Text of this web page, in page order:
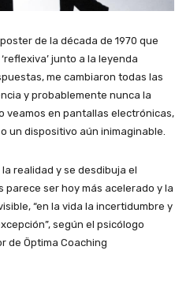
de la década de 1970 que
junto a la leyenda
me cambiaron todas las
y probablemente nunca la
veamos en pantallas electrónicas,
un dispositivo aún inimaginable.
realidad y se desdibuja el
ser hoy más acelerado y la
“en la vida la incertidumbre y
según el psicólogo
de Öptima Coaching